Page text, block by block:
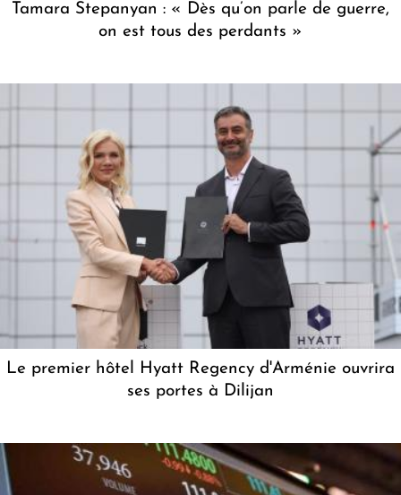
Tamara Stepanyan : « Dès qu’on parle de guerre,
on est tous des perdants »
Le premier hôtel Hyatt Regency d'Arménie ouvrira
ses portes à Dilijan